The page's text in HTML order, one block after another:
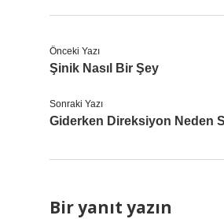
Önceki Yazı
Şinik Nasıl Bir Şey
Sonraki Yazı
Giderken Direksiyon Neden
Bir yanıt yazın